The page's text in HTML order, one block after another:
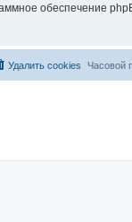
обеспечение
Часовой
Удалить cookies